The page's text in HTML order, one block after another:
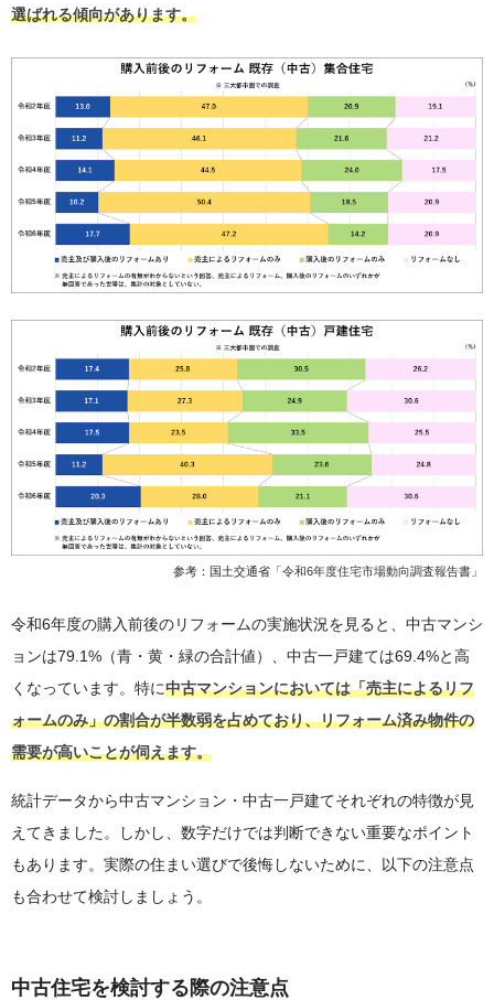
選ばれる傾向があります。
参考：国土交通省「 令和6年度住宅市場動向調査報告書 」
令和6年度の購入前後のリフォームの実施状況を見ると、中古マンシ
ョンは79.1%（青・黄・緑の合計値）、中古一戸建ては69.4%と高
くなっています。特に中古マンションにおいては「売主によるリフ
ォームのみ」の割合が半数弱を占めており、リフォーム済み物件の
需要が高いことが伺えます。
統計データから中古マンション・中古一戸建てそれぞれの特徴が見
えてきました。しかし、数字だけでは判断できない重要なポイント
もあります。実際の住まい選びで後悔しないために、以下の注意点
も合わせて検討しましょう。
中古住宅を検討する際の注意点